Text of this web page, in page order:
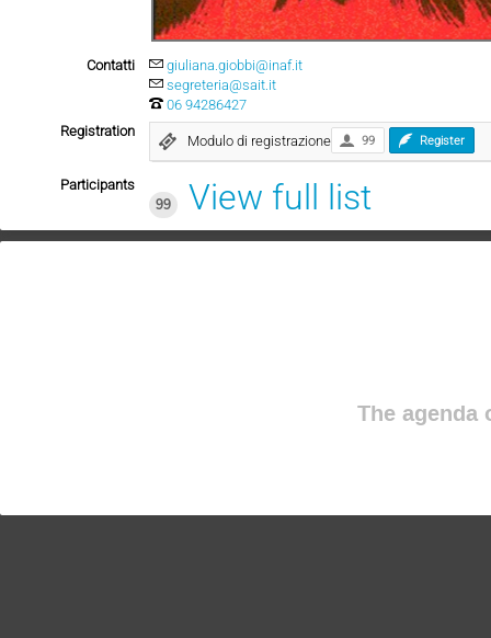
Contatti
giuliana.giobbi@inaf.it
segreteria@sait.it
06 94286427
Registration
Modulo di registrazione 99 Register
Participants
99
View full list
The